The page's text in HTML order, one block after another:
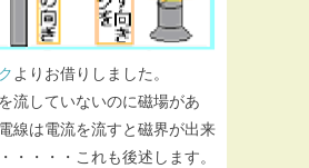
よりお借りしました。
流していないのに磁場があ
線は電流を流すと磁界が出来
・・・これも後述します。